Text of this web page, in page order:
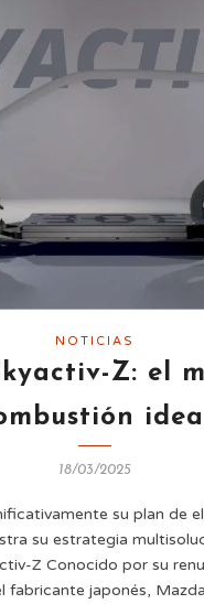
NOTICIAS
Z: el
18/03/2025
su plan de
su estrategia
Z Conocido por su
fabricante japonés,